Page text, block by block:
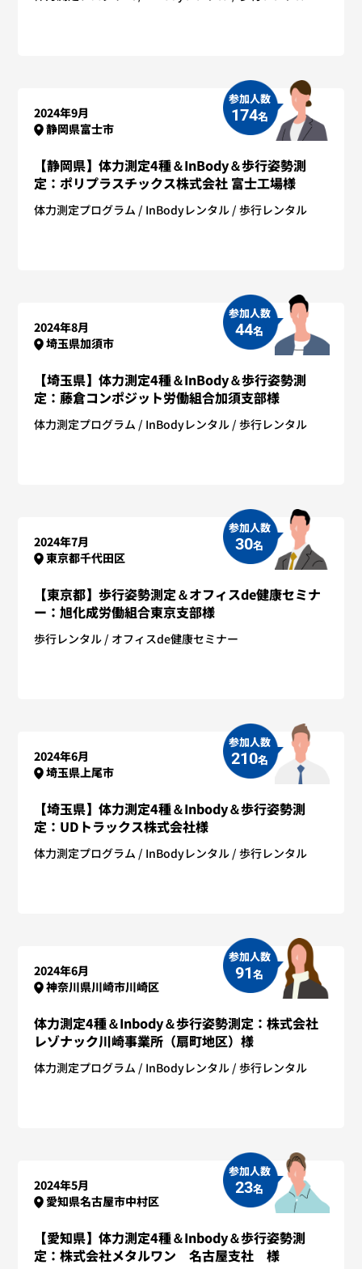
2024年9月
静岡県富士市
参加人数
174名
【静岡県】体力測定4種＆InBody＆歩行姿勢測
定：ポリプラスチックス株式会社 富士工場様
体力測定プログラム InBodyレンタル 歩行レンタル
2024年8月
埼玉県加須市
参加人数
44名
【埼玉県】体力測定4種＆InBody＆歩行姿勢測
定：藤倉コンポジット労働組合加須支部様
体力測定プログラム InBodyレンタル 歩行レンタル
2024年7月
東京都千代田区
参加人数
30名
【東京都】歩行姿勢測定＆オフィスde健康セミナ
ー：旭化成労働組合東京支部様
歩行レンタル オフィスde健康セミナー
2024年6月
埼玉県上尾市
参加人数
210名
【埼玉県】体力測定4種＆Inbody＆歩行姿勢測
定：UDトラックス株式会社様
体力測定プログラム InBodyレンタル 歩行レンタル
2024年6月
神奈川県川崎市川崎区
参加人数
91名
体力測定4種＆Inbody＆歩行姿勢測定：株式会社
レゾナック川崎事業所（扇町地区）様
体力測定プログラム InBodyレンタル 歩行レンタル
2024年5月
愛知県名古屋市中村区
参加人数
23名
【愛知県】体力測定4種＆Inbody＆歩行姿勢測
定：株式会社メタルワン 名古屋支社 様